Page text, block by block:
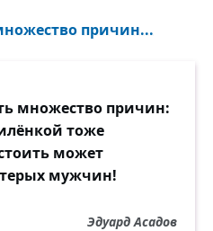
причин...
множество причин:
тоже
может
мужчин!
Эдуард Асадов